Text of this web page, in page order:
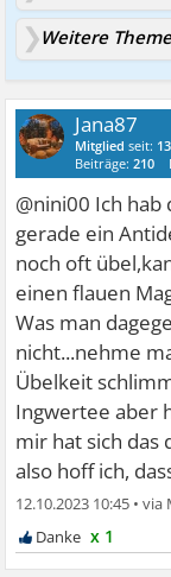
Weitere
Jana87
Mitglied seit:
Beiträge:210
@nini00 Ich
gerade ein
noch oft
einen flauen
Was man
nicht...nehme
Übelkeit
Ingwertee aber
mir hat sich das
also hoff ich,
12.10.2023 10:45 •
x 1